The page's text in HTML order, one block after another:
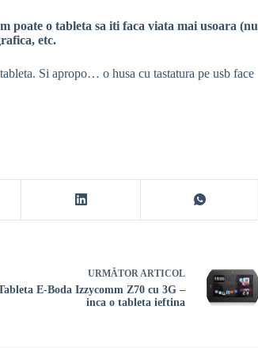
poate o tableta sa iti faca viata mai usoara (nu
etc.
Si apropo… o husa cu tastatura pe usb face
URMĂTORARTICOL
E-Boda Izzycomm Z70 cu 3G –
inca o tableta ieftina